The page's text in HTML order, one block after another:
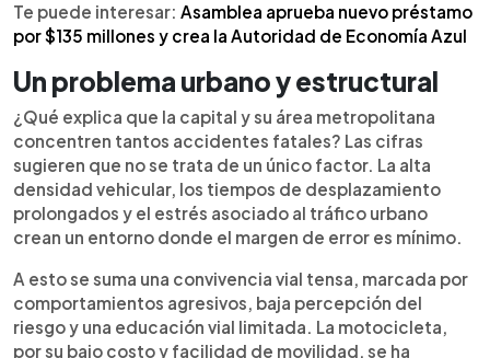
Te puede interesar: Asamblea aprueba nuevo préstamo
por $135 millones y crea la Autoridad de Economía Azul
Un problema urbano y estructural
¿Qué explica que la capital y su área metropolitana
concentren tantos accidentes fatales? Las cifras
sugieren que no se trata de un único factor. La alta
densidad vehicular, los tiempos de desplazamiento
prolongados y el estrés asociado al tráfico urbano
crean un entorno donde el margen de error es mínimo.
A esto se suma una convivencia vial tensa, marcada por
comportamientos agresivos, baja percepción del
riesgo y una educación vial limitada. La motocicleta,
por su bajo costo y facilidad de movilidad, se ha